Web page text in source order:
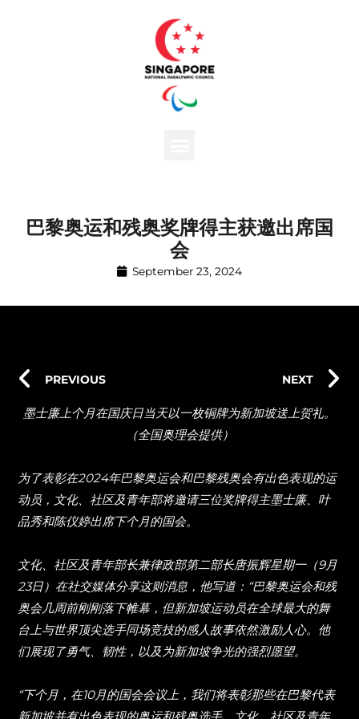
巴黎奥运和残奥奖牌得主获邀出席国
会
September 23, 2024
PREVIOUS NEXT
墨士廉上个月在国庆日当天以一枚铜牌为新加坡送上贺礼。
（全国奥理会提供）
为了表彰在2024年巴黎奥运会和巴黎残奥会有出色表现的运
动员，文化、社区及青年部将邀请三位奖牌得主墨士廉、叶
品秀和陈仪婷出席下个月的国会。
文化、社区及青年部长兼律政部第二部长唐振辉星期一（9月
23日）在社交媒体分享这则消息，他写道：“巴黎奥运会和残
奥会几周前刚刚落下帷幕，但新加坡运动员在全球最大的舞
台上与世界顶尖选手同场竞技的感人故事依然激励人心。他
们展现了勇气、韧性，以及为新加坡争光的强烈愿望。
“下个月，在10月的国会会议上，我们将表彰那些在巴黎代表